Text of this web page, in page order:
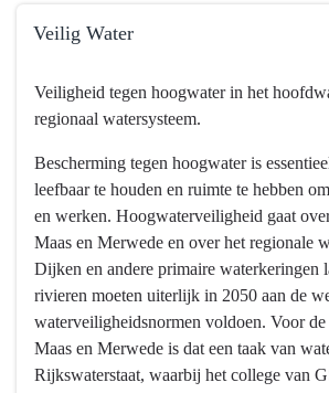
Veilig Water
naar
navigatie
Programma
Water
bodem
Wat
willen
Veiligheid tegen hoogwater in het
regionaal watersysteem.
Bescherming tegen hoogwater is
leefbaar te houden en ruimte te hebben
en werken. Hoogwaterveiligheid gaat
Maas en Merwede en over het regionale
Dijken en andere primaire waterkeringen
rivieren moeten uiterlijk in 2050 aan de
waterveiligheidsnormen voldoen. Voor
Maas en Merwede is dat een taak van
Rijkswaterstaat, waarbij het college van